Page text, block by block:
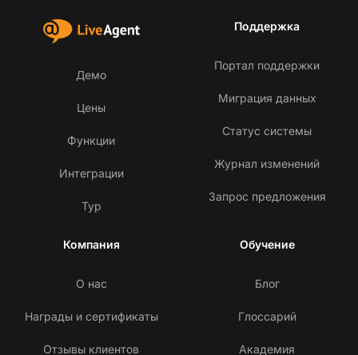
Демо
Цены
Функции
Интеграции
Тур
Поддержка
Портал поддержки
Миграция данных
Статус системы
Журнал изменений
Запрос предложения
Компания
О нас
Награды и сертификаты
Отзывы клиентов
Обучение
Блог
Глоссарий
Академия